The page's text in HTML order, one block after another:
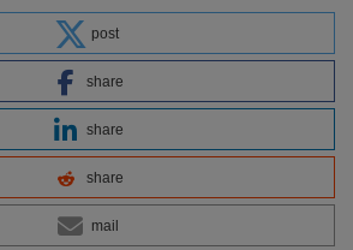
post
share
share
share
mail